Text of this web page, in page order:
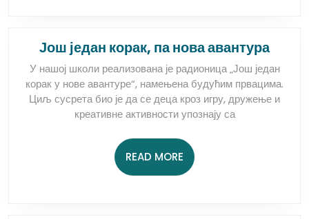
Још један корак, па нова авантураЈош
један
па
У нашој школи реализована је радионица „Још један
корак у нове авантуре“, намењена будућим првацима.
Циљ сусрета био је да се деца кроз игру, дружење и
креативне активности упознају са
READ MORE READ
MORE